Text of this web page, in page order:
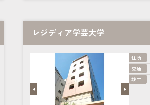
レジディア学芸大学
住所
交通
竣工